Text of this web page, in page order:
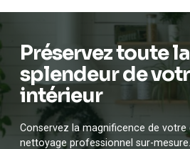
Préservez toute la
splendeur de
intérieur
Conservez la magnificence de votre
nettoyage professionnel sur-